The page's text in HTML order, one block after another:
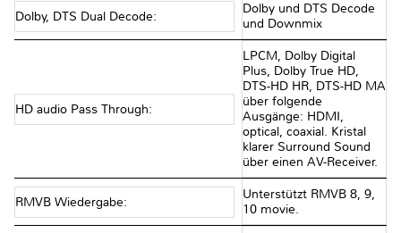
Dolby, DTS Dual Decode:
Dolby und DTS Decode
und Downmix
HD audio Pass Through:
LPCM, Dolby Digital
Plus, Dolby True HD,
DTS-HD HR, DTS-HD MA
über folgende
Ausgänge: HDMI,
optical, coaxial. Kristal
klarer Surround Sound
über einen AV-Receiver.
RMVB Wiedergabe:
Unterstützt RMVB 8, 9,
10 movie.